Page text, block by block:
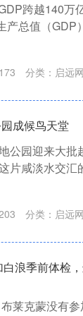
跨越140万
产总值（GDP
173 分类： 启远网
成候鸟天堂
公园迎来大
片咸淡水交汇
分类： 启远网
浪季前体检
莱克蒙没有